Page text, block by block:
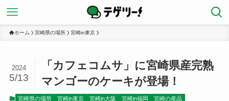
ホーム 宮崎県の場所 宮崎in東京
「カフェコムサ」に宮崎県産完熟
マンゴーのケーキが登場！
2024
5/13
宮崎県の場所 宮崎in東京 宮崎in大阪 宮崎in福岡
宮崎の産品